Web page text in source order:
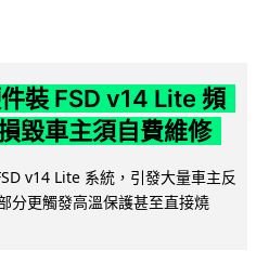
裝 FSD v14 Lite 頻
毀車主須自費維修
v14 Lite 系統，引發大量車主反
分更觸發高溫保護甚至直接燒